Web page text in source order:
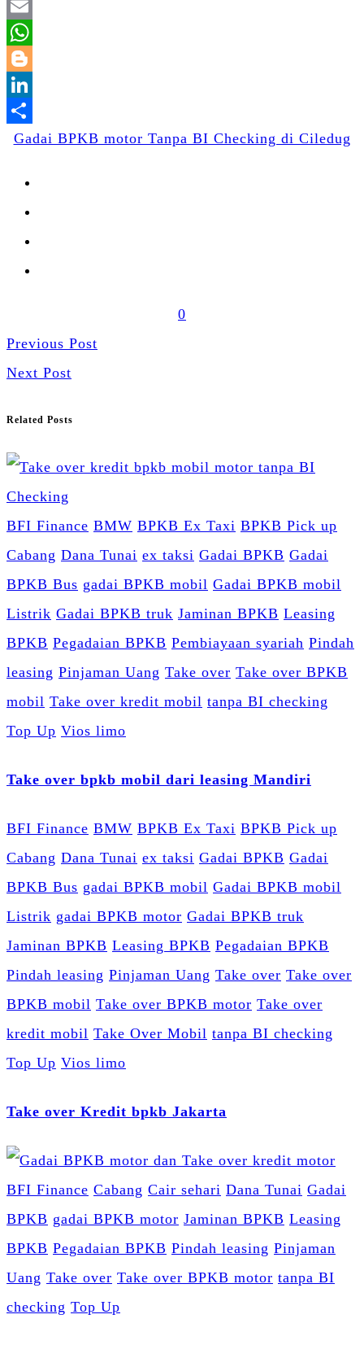
Share
Gadai BPKB motor Tanpa BI Checking di Ciledug
0
Previous Post
Next Post
Related Posts
BFI Finance BMW BPKB Ex Taxi BPKB Pick up
Cabang Dana Tunai ex taksi Gadai BPKB Gadai
BPKB Bus gadai BPKB mobil Gadai BPKB mobil
Listrik Gadai BPKB truk Jaminan BPKB Leasing
BPKB Pegadaian BPKB Pembiayaan syariah Pindah
leasing Pinjaman Uang Take over Take over BPKB
mobil Take over kredit mobil tanpa BI checking
Top Up Vios limo
Take over bpkb mobil dari leasing Mandiri
BFI Finance BMW BPKB Ex Taxi BPKB Pick up
Cabang Dana Tunai ex taksi Gadai BPKB Gadai
BPKB Bus gadai BPKB mobil Gadai BPKB mobil
Listrik gadai BPKB motor Gadai BPKB truk
Jaminan BPKB Leasing BPKB Pegadaian BPKB
Pindah leasing Pinjaman Uang Take over Take over
BPKB mobil Take over BPKB motor Take over
kredit mobil Take Over Mobil tanpa BI checking
Top Up Vios limo
Take over Kredit bpkb Jakarta
BFI Finance Cabang Cair sehari Dana Tunai Gadai
BPKB gadai BPKB motor Jaminan BPKB Leasing
BPKB Pegadaian BPKB Pindah leasing Pinjaman
Uang Take over Take over BPKB motor tanpa BI
checking Top Up